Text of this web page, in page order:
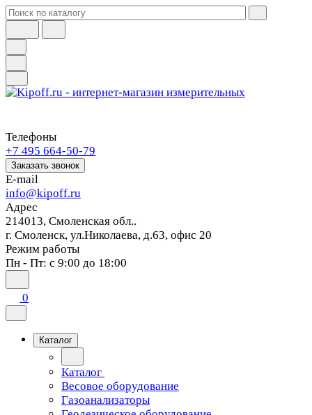
Телефоны
+7 495 664-50-79
Заказать звонок
E-mail
info@kipoff.ru
Адрес
214013, Смоленская обл..
г. Смоленск, ул.Николаева, д.63, офис 20
Режим работы
Пн - Пт: с 9:00 до 18:00
0
Каталог
Каталог
Весовое оборудование
Газоанализаторы